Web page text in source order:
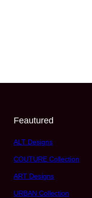
Feautured
ALT Designs
COUTURE Collection
ART Designs
URBAN Collection